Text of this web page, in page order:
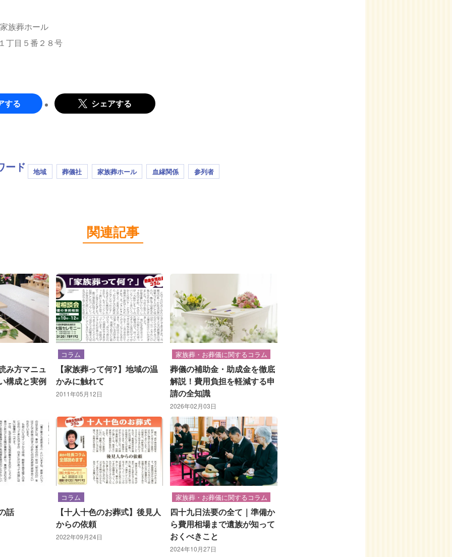
族葬ホール
丁目５番２８号
する シェアする
ード 地域 葬儀社 家族葬ホール 血縁関係 参列者
関連記事
み方マニュ
構成と実例
コラム
【家族葬って何?】地域の温
かみに触れて
2011年05月12日
家族葬・お葬儀に関するコラム
葬儀の補助金・助成金を徹底
解説！費用負担を軽減する申
請の全知識
2026年02月03日
話
コラム
【十人十色のお葬式】後見人
からの依頼
2022年09月24日
家族葬・お葬儀に関するコラム
四十九日法要の全て｜準備か
ら費用相場まで遺族が知って
おくべきこと
2024年10月27日